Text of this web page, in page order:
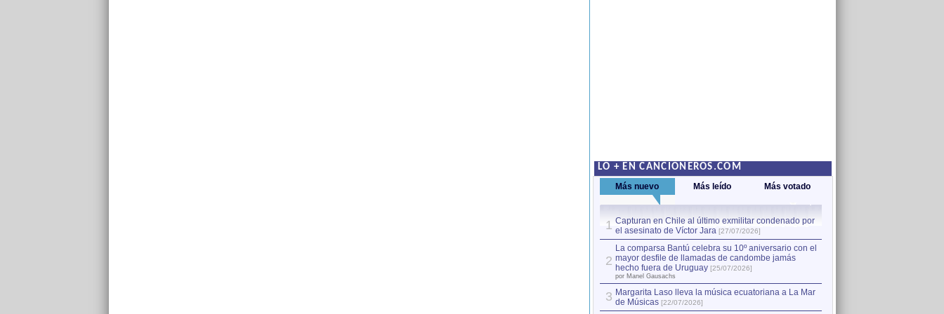
LO + EN CANCIONEROS.COM
Más nuevo Más leído Más votado
1 Capturan en Chile al último exmilitar condenado por
el asesinato de Víctor Jara [27/07/2026]
2
La comparsa Bantú celebra su 10º aniversario con el
mayor desfile de llamadas de candombe jamás
hecho fuera de Uruguay [25/07/2026]
por Manel Gausachs
3 Margarita Laso lleva la música ecuatoriana a La Mar
de Músicas [22/07/2026]